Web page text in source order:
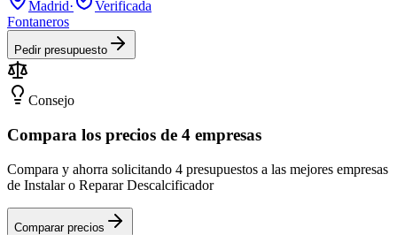
Madrid·
Verificada
Fontaneros
Pedir presupuesto
Consejo
Compara los precios de 4 empresas
Compara y ahorra solicitando 4 presupuestos a las mejores empresas
de Instalar o Reparar Descalcificador
Comparar precios